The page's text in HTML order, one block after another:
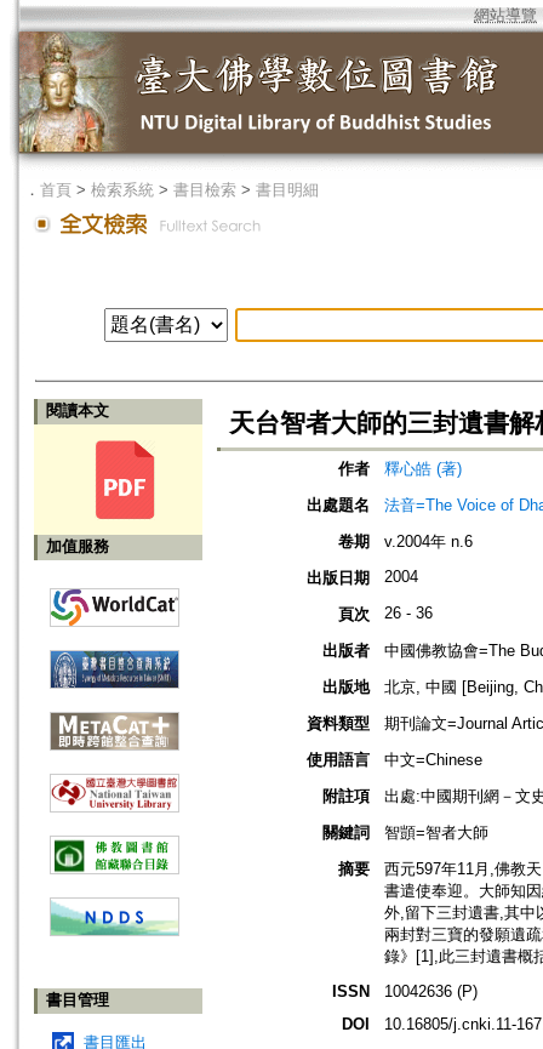
網站導覽
． 首頁 > 檢索系統 > 書目檢索 > 書目明細
閱讀本文
加值服務
書目管理
書目匯出
天台智者大師的三封遺書解
作者
釋心皓 (著)
出處題名
法音=The Voice of
卷期
v.2004年 n.6
出版日期
2004
頁次 26 - 36
出版者
中國佛教協會=The
出版地
北京, 中國 [Beijing,
資料類型
期刊論文=Journal
使用語言
中文=Chinese
附註項
出處:中國期刊網－文
關鍵詞
智顗=智者大師
摘要
西元597年11月,佛教
書遣使奉迎。大師知
外,留下三封遺書,其中
兩封對三寶的發願遺
錄》[1],此三封遺書概
ISSN
10042636 (P)
DOI
10.16805/j.cnki.11-